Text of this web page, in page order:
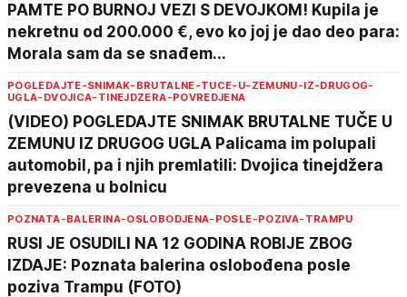
PAMTE PO BURNOJ VEZI S DEVOJKOM! Kupila je
nekretnu od 200.000 €, evo ko joj je dao deo para:
Morala sam da se snađem...
POGLEDAJTE-SNIMAK-BRUTALNE-TUCE-U-ZEMUNU-IZ-DRUGOG-
UGLA-DVOJICA-TINEJDZERA-POVREDJENA
(VIDEO) POGLEDAJTE SNIMAK BRUTALNE TUČE U
ZEMUNU IZ DRUGOG UGLA Palicama im polupali
automobil, pa i njih premlatili: Dvojica tinejdžera
prevezena u bolnicu
POZNATA-BALERINA-OSLOBODJENA-POSLE-POZIVA-TRAMPU
RUSI JE OSUDILI NA 12 GODINA ROBIJE ZBOG
IZDAJE: Poznata balerina oslobođena posle
poziva Trampu (FOTO)